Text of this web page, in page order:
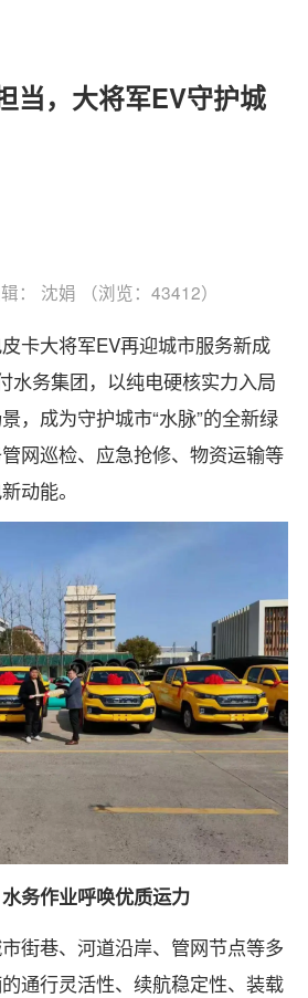
当，大将军EV守护城
： 沈娟 （浏览：43412）
卡大将军EV再迎城市服务新成
水务集团，以纯电硬核实力入局
，成为守护城市“水脉”的全新绿
网巡检、应急抢修、物资运输等
动能。
务作业呼唤优质运力
街巷、河道沿岸、管网节点等多
通行灵活性、续航稳定性、装载